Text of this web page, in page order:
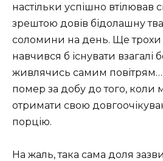
настільки успішно втілював
зрештою довів бідолашну
соломини на день. Ще трохи
навчився б існувати взагалі
живлячись самим повітрям…
помер за добу до того, коли
отримати свою
порцію.
На жаль, така сама доля